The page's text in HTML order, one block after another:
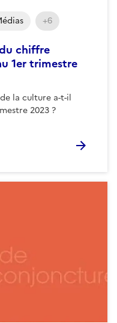
chiffre
1er trimestre
la culture a-t-il
2023 ?
+6